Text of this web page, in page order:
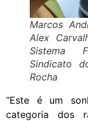
Marcos
Alex
Sistema
Sindicato
Rocha
“Este é um
categoria dos